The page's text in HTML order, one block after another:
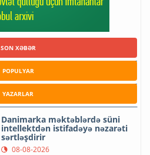
SON XƏBƏR
POPULYAR
YAZARLAR
Danimarka məktəblərdə süni
intellektdən istifadəyə nəzarəti
sərtləşdirir
08-08-2026